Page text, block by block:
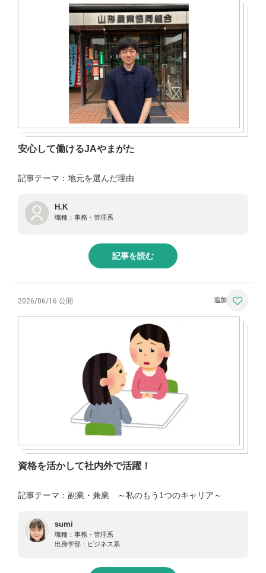
安心して働けるJAやまがた
記事テーマ：地元を選んだ理由
H.K
職種： 事務・管理系
記事を読む
2026/06/16 公開
資格を活かして社内外で活躍！
記事テーマ：副業・兼業 ～私のもう1つのキャリア～
sumi
職種： 事務・管理系
出身学部： ビジネス系